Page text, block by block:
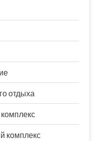
отдыха
комплекс